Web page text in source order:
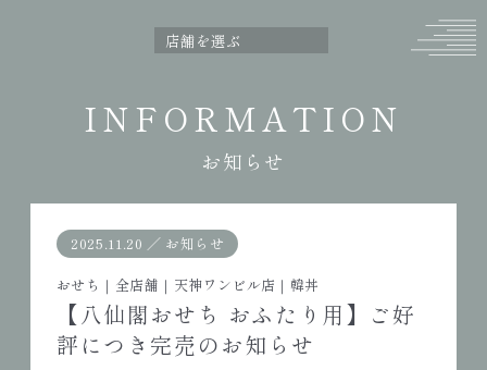
INFORMATION
お知らせ
2025.11.20 ／ お知らせ
おせち ｜ 全店舗 ｜ 天神ワンビル店 ｜韓丼
【八仙閣おせち おふたり用】ご好
評につき完売のお知らせ